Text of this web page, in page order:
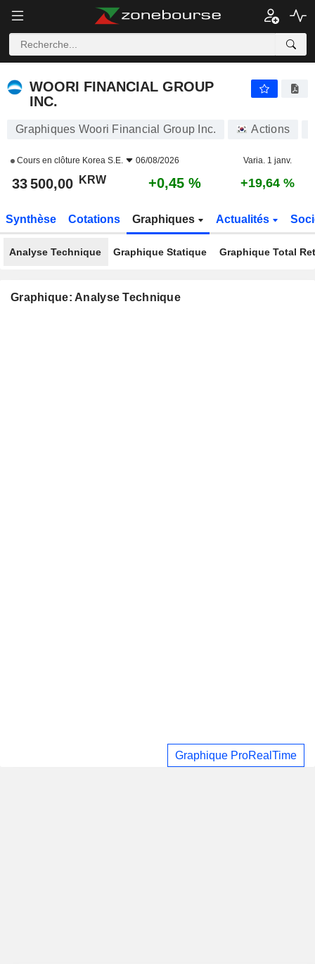
WOORI FINANCIAL GROUP
INC.
Graphiques Woori Financial Group Inc. Actions
Cours en clôture Korea S.E. 06/08/2026 Varia. 1 janv.
33 500,00 KRW +0,45 % +19,64 %
Synthèse Cotations Graphiques Actualités
Analyse Technique Graphique Statique Graphique Total
Graphique: Analyse Technique
Graphique ProRealTime